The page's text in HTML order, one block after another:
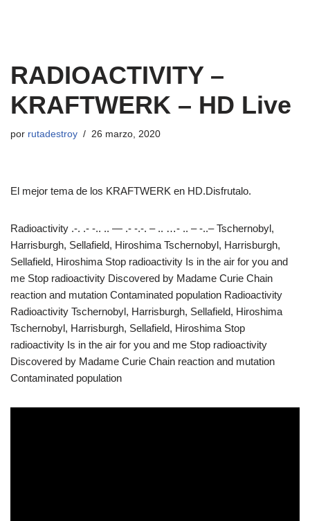
RADIOACTIVITY –
KRAFTWERK – HD Live
por rutadestroy 26 marzo, 2020
El mejor tema de los KRAFTWERK en HD.Disfrutalo.
Radioactivity .-. .- -.. .. — .- -.-. – .. …- .. – -..– Tschernobyl,
Harrisburgh, Sellafield, Hiroshima Tschernobyl, Harrisburgh,
Sellafield, Hiroshima Stop radioactivity Is in the air for you and
me Stop radioactivity Discovered by Madame Curie Chain
reaction and mutation Contaminated population Radioactivity
Radioactivity Tschernobyl, Harrisburgh, Sellafield, Hiroshima
Tschernobyl, Harrisburgh, Sellafield, Hiroshima Stop
radioactivity Is in the air for you and me Stop radioactivity
Discovered by Madame Curie Chain reaction and mutation
Contaminated population